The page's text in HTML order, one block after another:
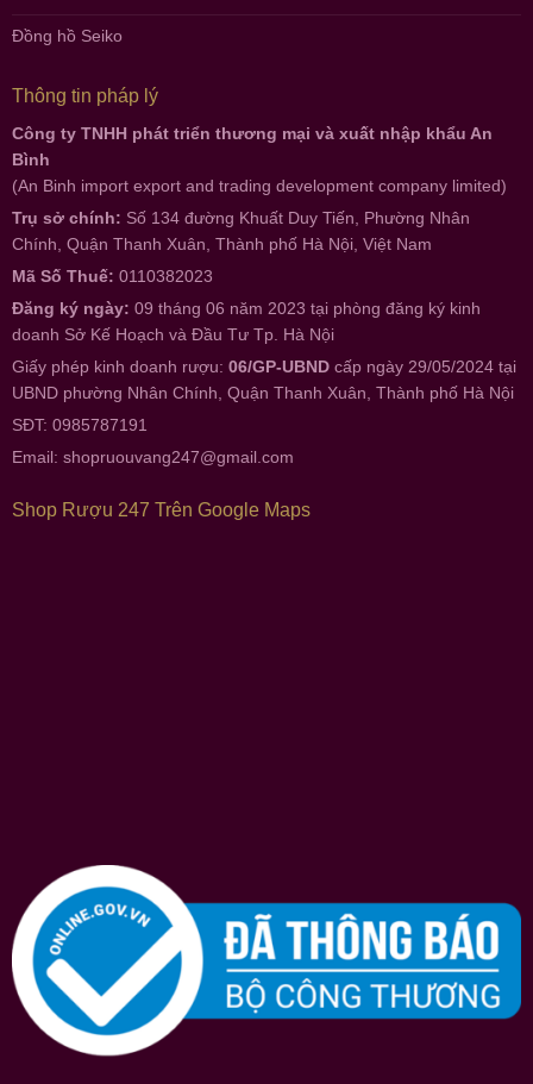
Đồng hồ Seiko
Thông tin pháp lý
Công ty TNHH phát triển thương mại và xuất nhập khẩu An
Bình
(An Binh import export and trading development company limited)
Trụ sở chính: Số 134 đường Khuất Duy Tiến, Phường Nhân
Chính, Quận Thanh Xuân, Thành phố Hà Nội, Việt Nam
Mã Số Thuế: 0110382023
Đăng ký ngày: 09 tháng 06 năm 2023 tại phòng đăng ký kinh
doanh Sở Kế Hoạch và Đầu Tư Tp. Hà Nội
Giấy phép kinh doanh rượu: 06/GP-UBND cấp ngày 29/05/2024 tại
UBND phường Nhân Chính, Quận Thanh Xuân, Thành phố Hà Nội
SĐT: 0985787191
Email: shopruouvang247@gmail.com
Shop Rượu 247 Trên Google Maps